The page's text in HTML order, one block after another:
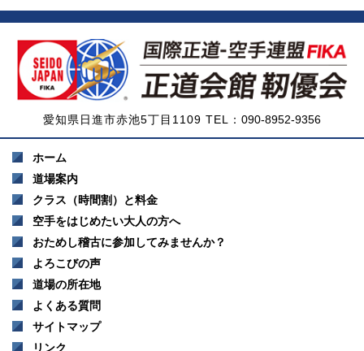
愛知県日進市赤池5丁目1109 TEL： 090-8952-9356
ホーム
道場案内
クラス（時間割）と料金
空手をはじめたい大人の方へ
おためし稽古に参加してみませんか？
よろこびの声
道場の所在地
よくある質問
サイトマップ
リンク